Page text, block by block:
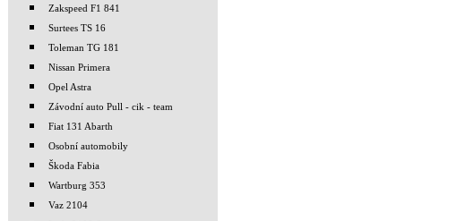
Zakspeed F1 841
Surtees TS 16
Toleman TG 181
Nissan Primera
Opel Astra
Závodní auto Pull - cik - team
Fiat 131 Abarth
Osobní automobily
Škoda Fabia
Wartburg 353
Vaz 2104